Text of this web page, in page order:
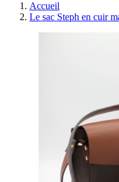
Accueil
Le sac Steph en cuir